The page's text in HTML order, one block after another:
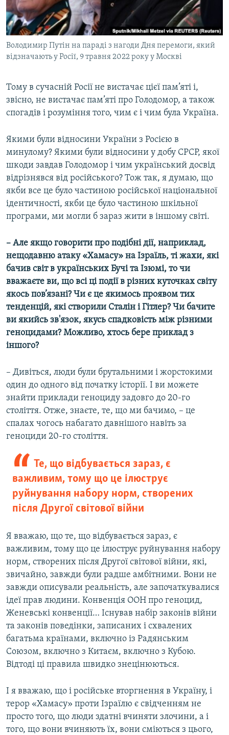
Володимир Путін на параді з нагоди Дня перемоги, який
відзначають у Росії, 9 травня 2022 року у Москві
Тому в сучасній Росії не вистачає цієї пам’яті і,
звісно, не вистачає пам’яті про Голодомор, а також
спогадів і розуміння того, чим є і чим була Україна.
Якими були відносини України з Росією в
минулому? Якими були відносини у добу СРСР, якої
шкоди завдав Голодомор і чим український досвід
відрізнявся від російського? Тож так, я думаю, що
якби все це було частиною російської національної
ідентичності, якби це було частиною шкільної
програми, ми могли б зараз жити в іншому світі.
– Але якщо говорити про подібні дії, наприклад,
нещодавню атаку «Хамасу» на Ізраїль, ті жахи, які
бачив світ в українських Бучі та Ізюмі, то чи
вважаєте ви, що всі ці події в різних куточках світу
якось пов’язані? Чи є це якимось проявом тих
тенденцій, які створили Сталін і Гітлер? Чи бачите
ви якийсь зв'язок, якусь спадковість між різними
геноцидами? Можливо, хтось бере приклад з
іншого?
– Дивіться, люди були брутальними і жорстокими
один до одного від початку історії. І ви можете
знайти приклади геноциду задовго до 20-го
століття. Отже, знаєте, те, що ми бачимо, – це
спалах чогось набагато давнішого навіть за
геноциди 20-го століття.
Те, що відбувається зараз, є
важливим, тому що це ілюструє
руйнування набору норм, створених
після Другої світової війни
Я вважаю, що те, що відбувається зараз, є
важливим, тому що це ілюструє руйнування набору
норм, створених після Другої світової війни, які,
звичайно, завжди були радше амбітними. Вони не
завжди описували реальність, але започаткувалися
ідеї прав людини. Конвенція ООН про геноцид,
Женевські конвенції… Існував набір законів війни
та законів поведінки, записаних і схвалених
багатьма країнами, включно із Радянським
Союзом, включно з Китаєм, включно з Кубою.
Відтоді ці правила швидко знецінюються.
І я вважаю, що і російське вторгнення в Україну, і
терор «Хамасу» проти Ізраїлю є свідченням не
просто того, що люди здатні вчиняти злочини, а і
того, що вони вчиняють їх, вони сміються з цього,